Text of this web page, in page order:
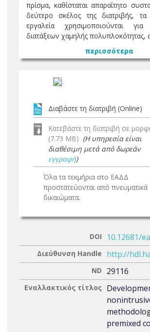
πρίσμα, καθίσταται απαραίτητο
δεύτερο σκέλος της διατριβής, τα
εργαλεία χρησιμοποιούνται
διατάξεων χαμηλής πολυπλοκότητας,
περισσότερα
Διαβάστε τη διατριβή (Online)
Κατεβάστε τη διατριβή σε
(7.73 MB) (Η υπηρεσία είναι
διαθέσιμη μετά από δωρεάν
εγγραφή)
Όλα τα τεκμήρια στο ΕΑΔΔ
προστατεύονται από πνευματικά
δικαιώματα.
DOI 10.12681/
Διεύθυνση Handle http://
ND 29116
Εναλλακτικός τίτλος
premixed